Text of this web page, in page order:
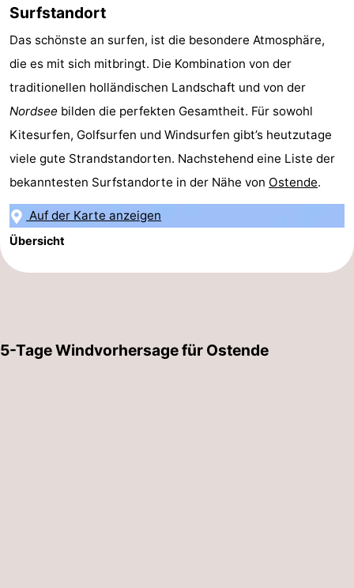
Reiten
-
Golfplatze
-
Surfen
Essen
und
trinken
Veranstaltungen
Praktisch
Forum
Route
Adressen
Region
Surfstandort
Das schönste an surfen, ist die besondere Atmosphäre,
die es mit sich mitbringt. Die Kombination von der
traditionellen holländischen Landschaft und von der
Nordsee bilden die perfekten Gesamtheit. Für sowohl
Kitesurfen, Golfsurfen und Windsurfen gibt’s heutzutage
viele gute Strandstandorten. Nachstehend eine Liste der
bekanntesten Surfstandorte in der Nähe von Ostende.
Auf der Karte anzeigen
Übersicht
5-Tage Windvorhersage für Ostende